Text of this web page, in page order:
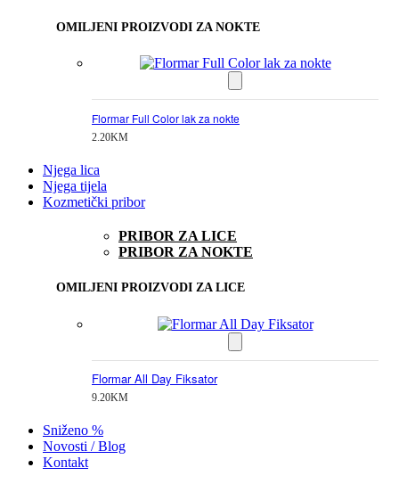
OMILJENI PROIZVODI ZA NOKTE
Flormar Full Color lak za nokte
2.20KM
Njega lica
Njega tijela
Kozmetički pribor
PRIBOR ZA LICE
PRIBOR ZA NOKTE
OMILJENI PROIZVODI ZA LICE
Flormar All Day Fiksator
9.20KM
Sniženo %
Novosti / Blog
Kontakt